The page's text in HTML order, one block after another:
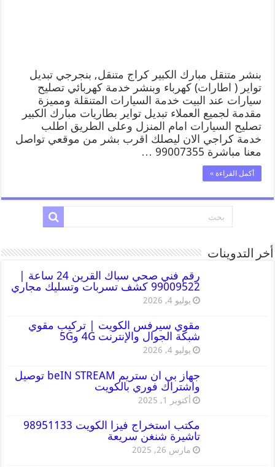
بنشر متنقل مبارك الكبير كراج متنقل, بنجرجي تبديل
تواير ( اطارات) كهرباء وبنشر خدمة كهربائي تصليح
سيارات عند البيت خدمة السيارات المتنقلة ومميزة
مقدمة لجميع العملاء تبديل تواير بطاريات مبارك الكبير
تصليح السيارات امام المنزل وعلى الطريق اطلب
خدمة كراجي الان ليصلك اقرب بشر من موقعي تواصل
معنا مباشرة 99007355 …
أكمل القراءة »
أخر التدوينات
رقم فني صحي سباك القرين 24 ساعة |
99009522 كشف تسربات وتسليك مجاري
يوليو 4, 2026
مقوي سيرفس الكويت | تركيب مقوي
شبكة الجوال والإنترنت 4G و5G
يوليو 4, 2026
جهاز بي ان ستريم beIN STREAM توصيل
واشتراك فوري بالكويت
أكتوبر 1, 2025
مكتب استخراج فيزا الكويت 98951133
تاشيرة شنغن سريعة
مارس 26, 2025